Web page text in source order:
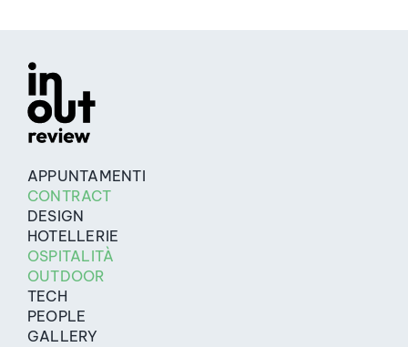
APPUNTAMENTI
CONTRACT
DESIGN
HOTELLERIE
OSPITALITÀ
OUTDOOR
TECH
PEOPLE
GALLERY